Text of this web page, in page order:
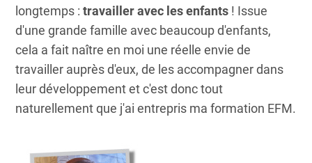
longtemps :travailler avec les enfants ! Issue
d'une grande famille avec beaucoup d'enfants,
cela a fait naître en moi une réelle envie de
travailler auprès d'eux, de les accompagner dans
leur développement et c'est donc tout
naturellement que j'ai entrepris ma formation EFM.